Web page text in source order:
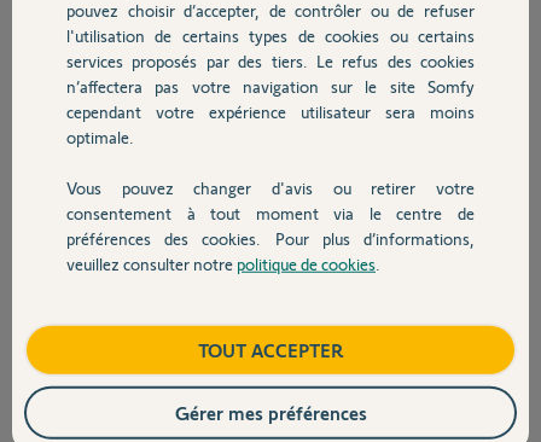
Autres produits
Devis avec un pro
Contact
Réponses
Bonjour
condition que la portée radio entre la passerelle et les deux serrures le
En effet, la passerelle dialogue en Bluetooth avec vos serrures. La portée
du Bluetooth est très limitée, il faudra donc que les deux serrures soient
proches de la passerelle.
il y a environ 6 ans
pouvez choisir d’accepter, de contrôler ou de refuser
l'utilisation de certains types de cookies ou certains
services proposés par des tiers. Le refus des cookies
n’affectera pas votre navigation sur le site Somfy
cependant votre expérience utilisateur sera moins
optimale.
Vous pouvez changer d'avis ou retirer votre
consentement à tout moment via le centre de
préférences des cookies. Pour plus d’informations,
veuillez consulter notre politique de cookies
TOUT ACCEPTER
Gérer mes préférences